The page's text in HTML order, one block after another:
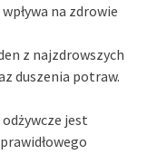
na zdrowie
z najzdrowszych
duszenia potraw.
jest